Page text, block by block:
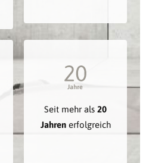
Seit mehr als 20
Jahrenerfolgreich